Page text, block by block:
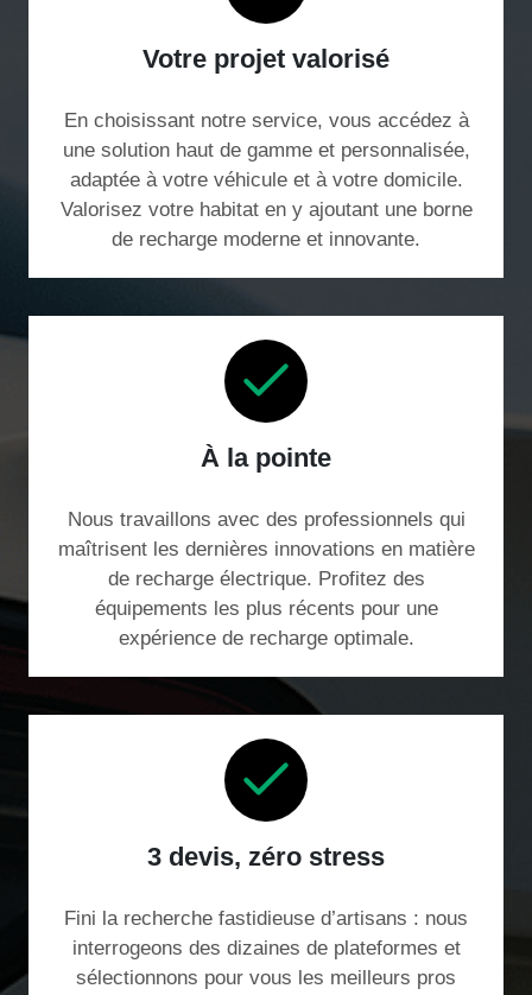
Votre projet valorisé
En choisissant notre service, vous accédez à
une solution haut de gamme et personnalisée,
adaptée à votre véhicule et à votre domicile.
Valorisez votre habitat en y ajoutant une borne
de recharge moderne et innovante.
À la pointe
Nous travaillons avec des professionnels qui
maîtrisent les dernières innovations en matière
de recharge électrique. Profitez des
équipements les plus récents pour une
expérience de recharge optimale.
3 devis, zéro stress
Fini la recherche fastidieuse d’artisans : nous
interrogeons des dizaines de plateformes et
sélectionnons pour vous les meilleurs pros